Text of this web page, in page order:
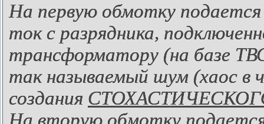
На первую обмотку
ток с разрядника,
трансформатору (на базе
так называемый шум (хаос в
создания